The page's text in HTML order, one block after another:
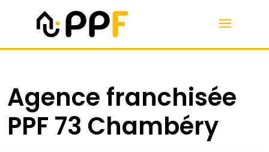
Agence franchisée
PPF 73 Chambéry